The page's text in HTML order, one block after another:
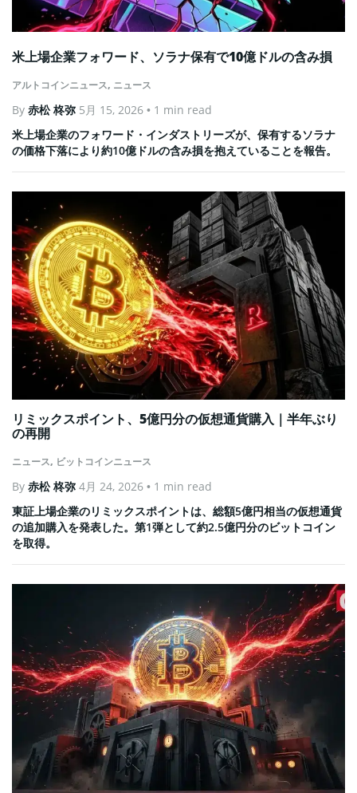
アルトコインニュース, ニュース
米上場企業フォワード、ソラナ保有で10億ドルの含み損
By 赤松 柊弥 5月 15, 2026 • 1 min read
米上場企業のフォワード・インダストリーズが、保有するソラナ
の価格下落により約10億ドルの含み損を抱えていることを報告。
ニュース, ビットコインニュース
リミックスポイント、5億円分の仮想通貨購入｜半年ぶり
の再開
By 赤松 柊弥 4月 24, 2026 • 1 min read
東証上場企業のリミックスポイントは、総額5億円相当の仮想通貨
の追加購入を発表した。第1弾として約2.5億円分のビットコイン
を取得。